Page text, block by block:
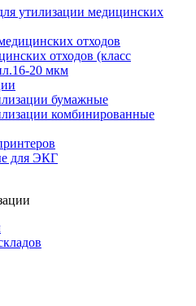
утилизации медицинских
отходов
отходов (класс
20 мкм
бумажные
комбинированные
для ЭКГ